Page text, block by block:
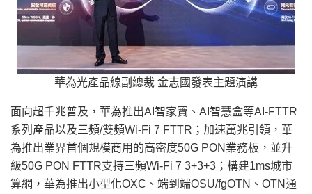
華為光產品線副總裁 金志國發表主題演講
面向超千兆普及，華為推出AI智家寶、AI智慧盒等AI-FTTR
系列產品以及三頻/雙頻Wi-Fi 7 FTTR；加速萬兆引領，華
為推出業界首個規模商用的高密度50G PON業務板，並升
級50G PON FTTR支持三頻Wi-Fi 7 3+3+3；構建1ms城市
算網，華為推出小型化OXC、端到端OSU/fgOTN、OTN通